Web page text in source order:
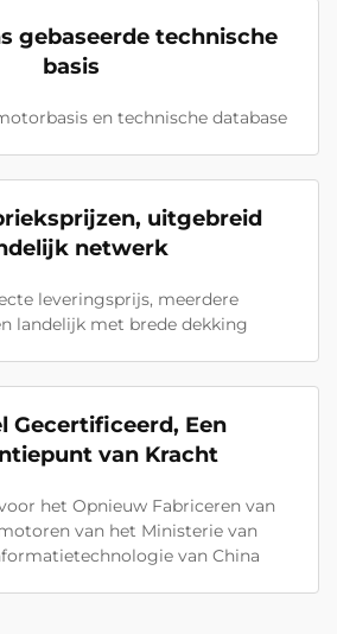
gebaseerde technische
basis
en technische database
uitgebreid
netwerk
leveringsprijs, meerdere
landelijk met brede dekking
Gecertificeerd, Een
van Kracht
het Opnieuw Fabriceren van
van het Ministerie van
van China